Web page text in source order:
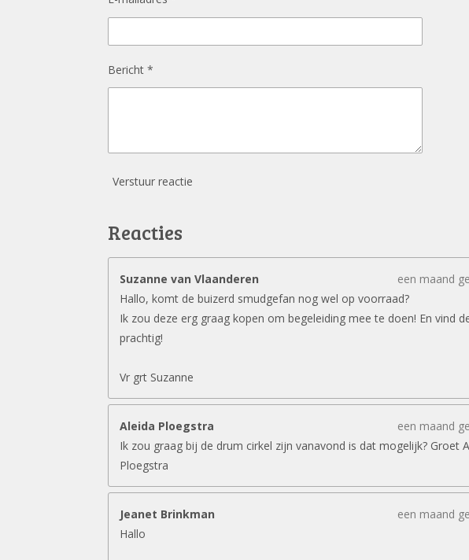
Bericht *
Verstuur reactie
Reacties
Suzanne van Vlaanderen
een maand
Hallo, komt de buizerd smudgefan nog wel op voorraad?
Ik zou deze erg graag kopen om begeleiding mee te doen! En vind
prachtig!
Vr grt Suzanne
Aleida Ploegstra
een maand
Ik zou graag bij de drum cirkel zijn vanavond is dat mogelijk? Groet
Ploegstra
Jeanet Brinkman
een maand
Hallo